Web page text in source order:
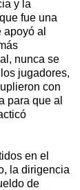
y la
fue una
al
nunca se
jugadores,
con
para que al
en el
la dirigencia
de